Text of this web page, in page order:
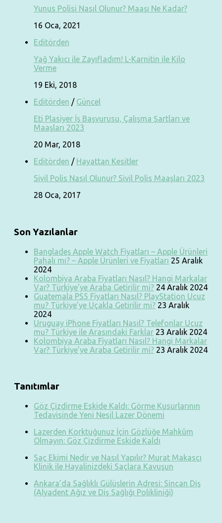
Yunus Polisi Nasıl Olunur? Maaşı Ne Kadar?
16 Oca, 2021
Editörden
Yağ Yakıcı ile Zayıfladım! L-Karnitin ile Kilo
Verme
19 Eki, 2018
Editörden / Güncel
Eti Plasiyer İş Başvurusu, Çalışma Şartları ve
Maaşları 2023
20 Mar, 2018
Editörden / Hayattan Kesitler
Sivil Polis Nasıl Olunur? Sivil Polis Maaşları 2023
28 Oca, 2017
Son Yazılanlar
Bangladeş Apple Watch Fiyatları – Apple Ürünleri
Pahalı mı? – Apple Ürünleri ve Fiyatları 25 Aralık
2024
Kolombiya Araba Fiyatları Nasıl? Hangi Markalar
Var? Türkiye’ye Araba Getirilir mi? 24 Aralık 2024
Guatemala PS5 Fiyatları Nasıl? PlayStation Ucuz
mu? Türkiye’ye Uçakla Getirilir mi? 23 Aralık
2024
Uruguay iPhone Fiyatları Nasıl? Telefonlar Ucuz
mu? Türkiye ile Arasındaki Farklar 23 Aralık 2024
Kolombiya Araba Fiyatları Nasıl? Hangi Markalar
Var? Türkiye’ye Araba Getirilir mi? 23 Aralık 2024
Tanıtımlar
Göz Çizdirme Eskide Kaldı: Görme Kusurlarının
Tedavisinde Yeni Nesil Lazer Dönemi
Lazerden Korktuğunuz İçin Gözlüğe Mahkûm
Olmayın: Göz Çizdirme Eskide Kaldı
Saç Ekimi Nedir ve Nasıl Yapılır? Murat Makascı
Klinik ile Hayalinizdeki Saçlara Kavuşun
Ankara’da Sağlıklı Gülüşlerin Adresi: Sincan Diş
(Alyadent Ağız ve Diş Sağlığı Polikliniği)